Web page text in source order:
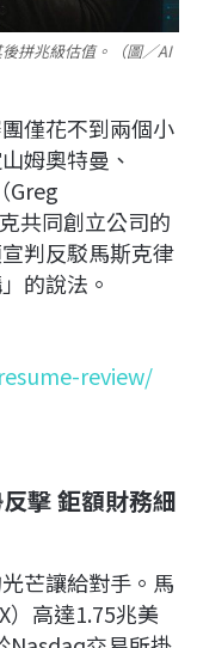
拼兆級估值。（圖／AI
僅花不到兩個小
姆奧特曼、
Greg
共同創立公司的
判反駁馬斯克律
的說法。
review/
擊 鉅額財務細
芒讓給對手。馬
）高達1.75兆美